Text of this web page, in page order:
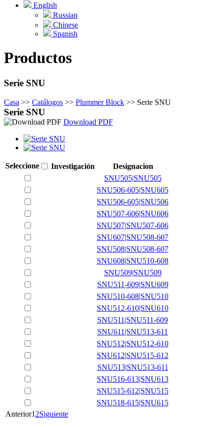
English
Russian
Chinese
Spanish
Productos
Serie SNU
Casa >> Catálogos >> Plummer Block >> Serie SNU
Serie SNU
Download PDF
Seleccione Investigación
Designacion
SNU505|SNU505
SNU506-605|SNU605
SNU506-605|SNU506
SNU507-606|SNU606
SNU507|SNU507-606
SNU607|SNU508-607
SNU508|SNU508-607
SNU608|SNU510-608
SNU509|SNU509
SNU511-609|SNU609
SNU510-608|SNU510
SNU512-610|SNU610
SNU511|SNU511-609
SNU611|SNU513-611
SNU512|SNU512-610
SNU612|SNU515-612
SNU513|SNU513-611
SNU516-613|SNU613
SNU515-612|SNU515
SNU518-615|SNU615
Anterior1 2Siguiente